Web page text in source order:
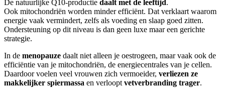
De natuurlijke Q10-productie daalt met de leeftijd.
Ook mitochondriën worden minder efficiënt. Dat verklaart waarom
energie vaak vermindert, zelfs als voeding en slaap goed zitten.
Ondersteuning op dit niveau is dan geen luxe maar een gerichte
strategie.
In de menopauze daalt niet alleen je oestrogeen, maar vaak ook de
efficiëntie van je mitochondriën, de energiecentrales van je cellen.
Daardoor voelen veel vrouwen zich vermoeider, verliezen ze
makkelijker spiermassa en verloopt vetverbranding trager.